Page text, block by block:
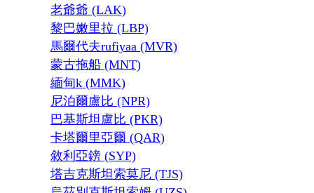
老爺爺 (LAK)
黎巴嫩里拉 (LBP)
馬爾代夫rufiyaa (MVR)
蒙古拖船 (MNT)
緬甸k (MMK)
尼泊爾盧比 (NPR)
巴基斯坦盧比 (PKR)
卡塔爾里亞爾 (QAR)
敘利亞鎊 (SYP)
塔吉克斯坦索莫尼 (TJS)